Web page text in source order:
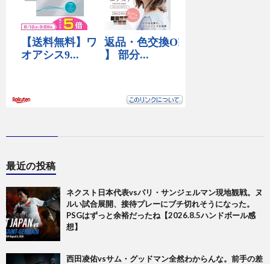
最近の投稿
ネクスト日本代表vsパリ・サンジェルマン現地観戦。ヌ
ルい試合展開、接待プレーにブチ切れそうになった。
PSGはずっと余裕だったね【2026.8.5ハンドボール感
想】
西田凌佑vsサム・グッドマン全然わからんな。前手の差